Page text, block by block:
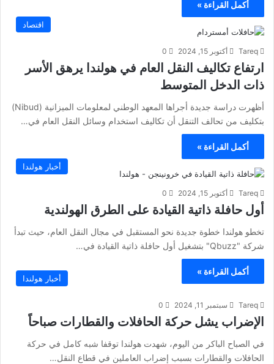
أكمل القراءة »
اقتصاد
Tareq أكتوبر 15, 2024 0
ارتفاع تكاليف النقل العام في هولندا يرهق الأسر
ذات الدخل المتوسط
أظهرت دراسة جديدة أجراها المعهد الوطني لمعلومات الميزانية (Nibud)
بتكليف من تحالف التنقل أن تكاليف استخدام وسائل النقل العام في…
أكمل القراءة »
أخبار هولندا
Tareq أكتوبر 15, 2024 0
أول حافلة ذاتية القيادة على الطرق الهولندية
تخطو هولندا خطوة جديدة نحو المستقبل في مجال النقل العام، حيث تبدأ
شركة "Qbuzz" بتشغيل أول حافلة ذاتية القيادة في…
أكمل القراءة »
أخبار هولندا
Tareq سبتمبر 11, 2024 0
الإضراب يشل حركة الحافلات والقطارات صباحاً
في الصباح الباكر من اليوم، شهدت هولندا توقفا شبه كامل في حركة
الحافلات والقطارات بسبب إضراب العاملين في قطاع النقل…